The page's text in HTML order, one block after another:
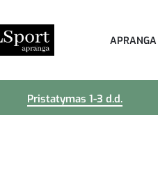
APRANGA
Pristatymas 1-3 d.d.